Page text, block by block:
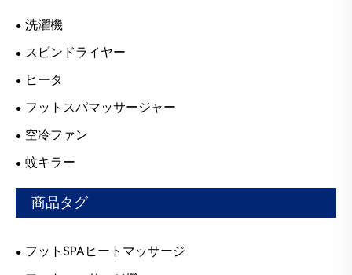
洗濯機
スピンドライヤー
ヒータ
フットスパマッサージャー
空冷ファン
蚊キラー
商品タグ
フットSPAヒートマッサージ